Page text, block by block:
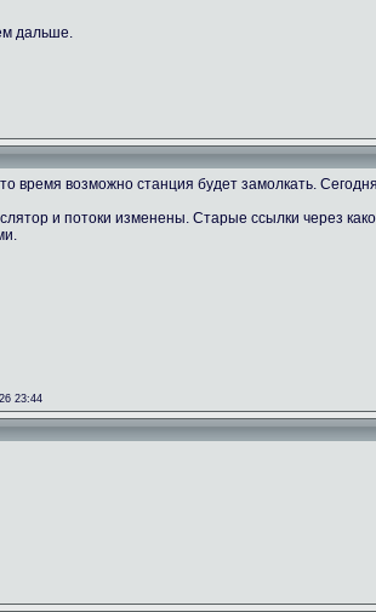
дальше.
время возможно станция будет замолкать.
и потоки изменены. Старые ссылки через
23:44